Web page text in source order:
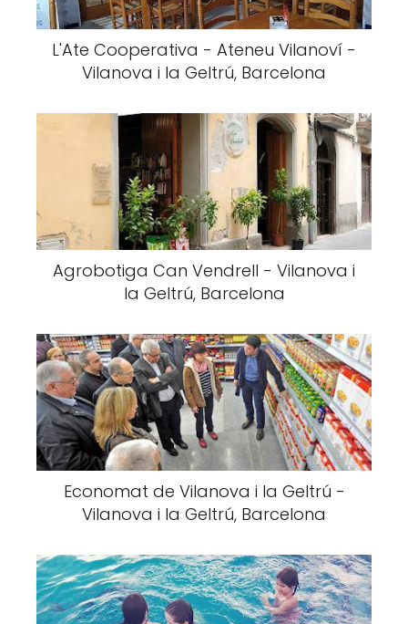
L'Ate Cooperativa - Ateneu Vilanoví -
Vilanova i la Geltrú, Barcelona
Agrobotiga Can Vendrell - Vilanova i
la Geltrú, Barcelona
Economat de Vilanova i la Geltrú -
Vilanova i la Geltrú, Barcelona